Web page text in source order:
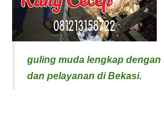
guling muda lengkap dengan
dan pelayanan di Bekasi.